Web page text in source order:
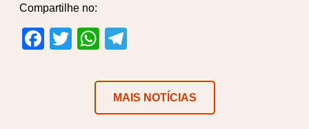
Compartilhe no:
Facebook
TwitterWhatsApp
MAIS NOTÍCIAS